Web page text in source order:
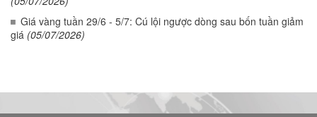
Giá vàng tuần 29/6 - 5/7: Cú lội ngược dòng sau bốn tuần giảm
giá (05/07/2026)